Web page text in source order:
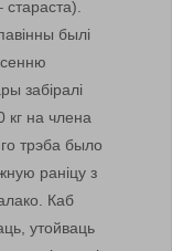
былі
забіралі
кг на члена
трэба было
раніцу з
Каб
утойваць